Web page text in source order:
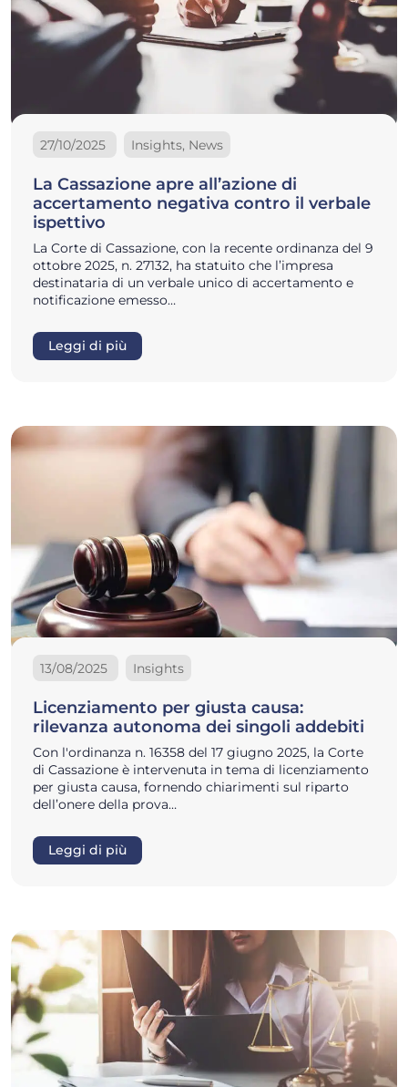
27/10/2025 Insights, News
La Cassazione apre all’azione di
accertamento negativa contro il verbale
ispettivo
La Corte di Cassazione, con la recente ordinanza del 9
ottobre 2025, n. 27132, ha statuito che l’impresa
destinataria di un verbale unico di accertamento e
notificazione emesso…
Leggi di più
13/08/2025 Insights
Licenziamento per giusta causa:
rilevanza autonoma dei singoli addebiti
Con l'ordinanza n. 16358 del 17 giugno 2025, la Corte
di Cassazione è intervenuta in tema di licenziamento
per giusta causa, fornendo chiarimenti sul riparto
dell’onere della prova…
Leggi di più